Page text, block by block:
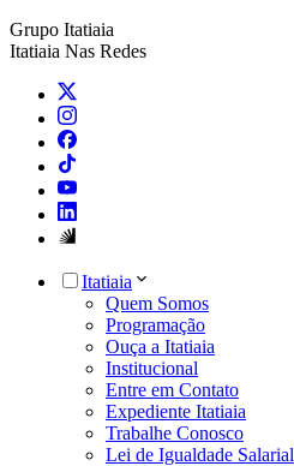
Grupo Itatiaia
Itatiaia Nas Redes
Itatiaia
Quem Somos
Programação
Ouça a Itatiaia
Institucional
Entre em Contato
Expediente Itatiaia
Trabalhe Conosco
Lei de Igualdade Salarial